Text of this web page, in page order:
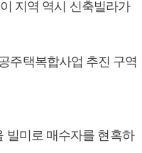
지역 역시 신축빌라가
주택복합사업 추진 구역
빌미로 매수자를 현혹하